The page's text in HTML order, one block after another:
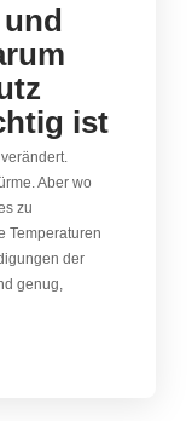
ist
Aber wo
zu
Temperaturen
der
genug,